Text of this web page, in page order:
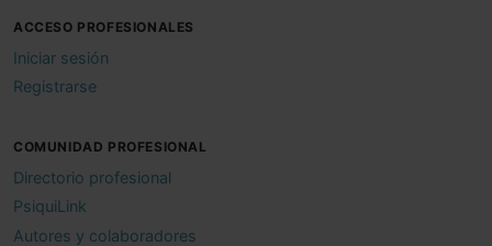
ACCESO PROFESIONALES
Iniciar sesión
Registrarse
COMUNIDAD PROFESIONAL
Directorio profesional
PsiquiLink
Autores y colaboradores